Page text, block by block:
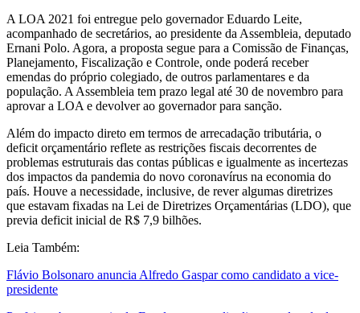
A LOA 2021 foi entregue pelo governador Eduardo Leite,
acompanhado de secretários, ao presidente da Assembleia, deputado
Ernani Polo. Agora, a proposta segue para a Comissão de Finanças,
Planejamento, Fiscalização e Controle, onde poderá receber
emendas do próprio colegiado, de outros parlamentares e da
população. A Assembleia tem prazo legal até 30 de novembro para
aprovar a LOA e devolver ao governador para sanção.
Além do impacto direto em termos de arrecadação tributária, o
deficit orçamentário reflete as restrições fiscais decorrentes de
problemas estruturais das contas públicas e igualmente as incertezas
dos impactos da pandemia do novo coronavírus na economia do
país. Houve a necessidade, inclusive, de rever algumas diretrizes
que estavam fixadas na Lei de Diretrizes Orçamentárias (LDO), que
previa deficit inicial de R$ 7,9 bilhões.
Leia Também:
Flávio Bolsonaro anuncia Alfredo Gaspar como candidato a vice-
presidente